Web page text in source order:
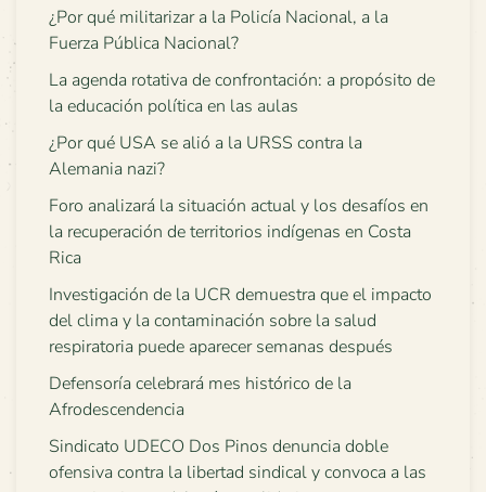
¿Por qué militarizar a la Policía Nacional, a la
Fuerza Pública Nacional?
La agenda rotativa de confrontación: a propósito de
la educación política en las aulas
¿Por qué USA se alió a la URSS contra la
Alemania nazi?
Foro analizará la situación actual y los desafíos en
la recuperación de territorios indígenas en Costa
Rica
Investigación de la UCR demuestra que el impacto
del clima y la contaminación sobre la salud
respiratoria puede aparecer semanas después
Defensoría celebrará mes histórico de la
Afrodescendencia
Sindicato UDECO Dos Pinos denuncia doble
ofensiva contra la libertad sindical y convoca a las